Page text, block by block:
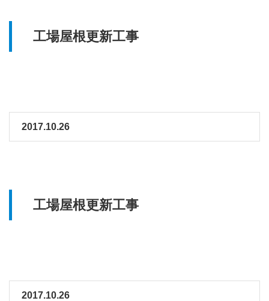
工場屋根更新工事
2017.10.26
工場屋根更新工事
2017.10.26